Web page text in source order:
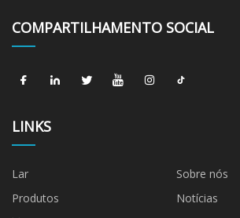
COMPARTILHAMENTO SOCIAL
LINKS
Lar
Sobre nós
Produtos
Notícias